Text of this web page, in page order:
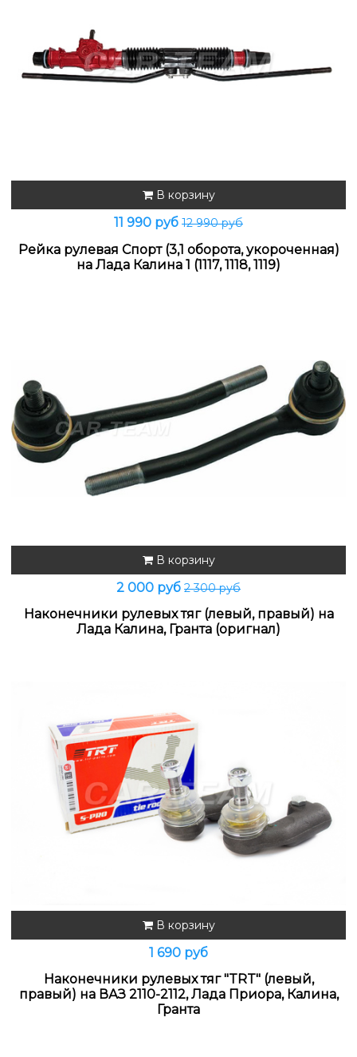
В корзину
11 990 руб 12 990 руб
Рейка рулевая Спорт (3,1 оборота, укороченная)
на Лада Калина 1 (1117, 1118, 1119)
В корзину
2 000 руб 2 300 руб
Наконечники рулевых тяг (левый, правый) на
Лада Калина, Гранта (оригнал)
В корзину
1 690 руб
Наконечники рулевых тяг "TRT" (левый,
правый) на ВАЗ 2110-2112, Лада Приора, Калина,
Гранта